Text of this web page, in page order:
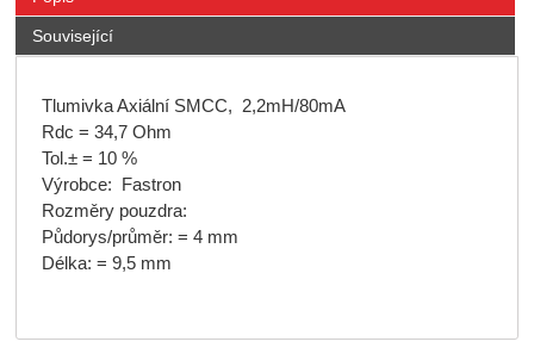
Související
Tlumivka Axiální SMCC, 2,2mH/80mA
Rdc = 34,7 Ohm
Tol.± = 10 %
Výrobce: Fastron
Rozměry pouzdra:
Půdorys/průměr: = 4 mm
Délka: = 9,5 mm